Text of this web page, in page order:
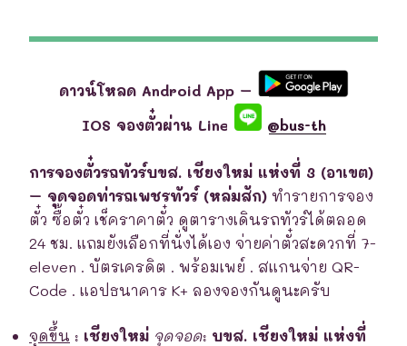
ดาวน์โหลด Android App –
IOS จองตั๋วผ่าน Line
@bus-th
การจองตั๋วรถทัวร์บขส. เชียงใหม่ แห่งที่ 3 (อาเขต)
– จุดจอดท่ารถเพชรทัวร์ (หล่มสัก) ทำรายการจอง
ตั๋ว ซื้อตั๋ว เช็คราคาตั๋ว ดูตารางเดินรถทัวร์ได้ตลอด
24 ชม. แถมยังเลือกที่นั่งได้เอง จ่ายค่าตั๋วสะดวกที่ 7-
eleven . บัตรเครดิต . พร้อมเพย์ . สแกนจ่าย QR-
Code . แอปธนาคาร K+ ลองจองกันดูนะครับ
จุดขึ้น : เชียงใหม่ จุดจอด: บขส. เชียงใหม่ แห่งที่